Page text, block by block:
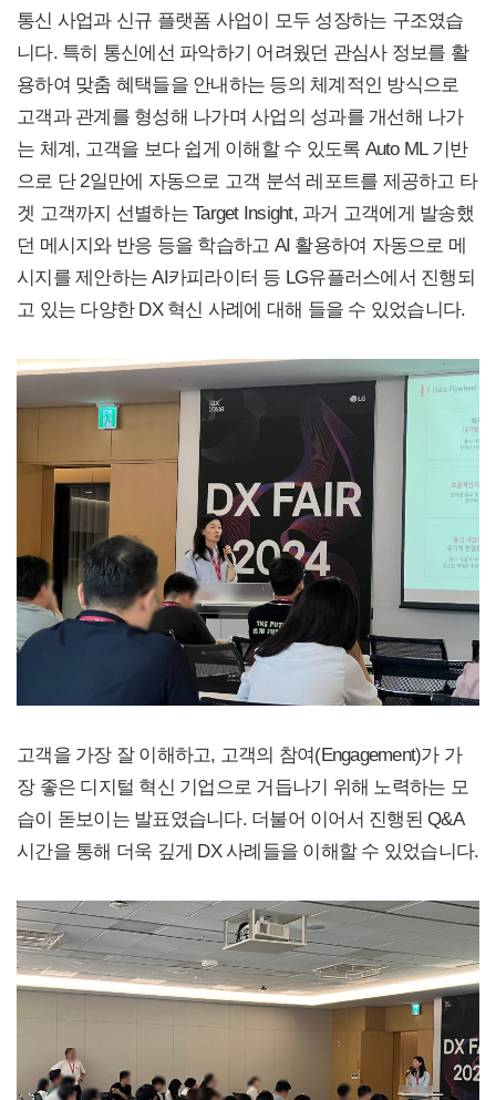
통신 사업과 신규 플랫폼 사업이 모두 성장하는 구조였습
니다. 특히 통신에선 파악하기 어려웠던 관심사 정보를 활
용하여 맞춤 혜택들을 안내하는 등의 체계적인 방식으로
고객과 관계를 형성해 나가며 사업의 성과를 개선해 나가
는 체계, 고객을 보다 쉽게 이해할 수 있도록 Auto ML 기반
으로 단 2일만에 자동으로 고객 분석 레포트를 제공하고 타
겟 고객까지 선별하는 Target Insight, 과거 고객에게 발송했
던 메시지와 반응 등을 학습하고 AI 활용하여 자동으로 메
시지를 제안하는 AI카피라이터 등 LG유플러스에서 진행되
고 있는 다양한 DX 혁신 사례에 대해 들을 수 있었습니다.
고객을 가장 잘 이해하고, 고객의 참여(Engagement)가 가
장 좋은 디지털 혁신 기업으로 거듭나기 위해 노력하는 모
습이 돋보이는 발표였습니다. 더불어 이어서 진행된 Q&A
시간을 통해 더욱 깊게 DX 사례들을 이해할 수 있었습니다.